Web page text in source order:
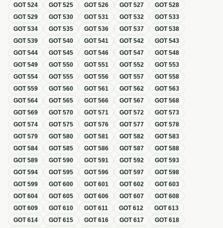
GOT524 GOT525 GOT526 GOT527 GOT528
GOT529 GOT530 GOT531 GOT532 GOT533
GOT534 GOT535 GOT536 GOT537 GOT538
GOT539 GOT540 GOT541 GOT542 GOT543
GOT544 GOT545 GOT546 GOT547 GOT548
GOT549 GOT550 GOT551 GOT552 GOT553
GOT554 GOT555 GOT556 GOT557 GOT558
GOT559 GOT560 GOT561 GOT562 GOT563
GOT564 GOT565 GOT566 GOT567 GOT568
GOT569 GOT570 GOT571 GOT572 GOT573
GOT574 GOT575 GOT576 GOT577 GOT578
GOT579 GOT580 GOT581 GOT582 GOT583
GOT584 GOT585 GOT586 GOT587 GOT588
GOT589 GOT590 GOT591 GOT592 GOT593
GOT594 GOT595 GOT596 GOT597 GOT598
GOT599 GOT600 GOT601 GOT602 GOT603
GOT604 GOT605 GOT606 GOT607 GOT608
GOT609 GOT610 GOT611 GOT612 GOT613
GOT614 GOT615 GOT616 GOT617 GOT618